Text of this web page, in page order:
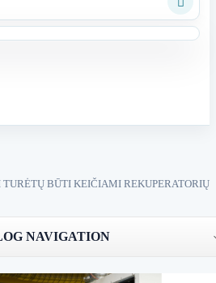
BŪTI KEIČIAMI REKUPERATORIŲ
NAVIGATION